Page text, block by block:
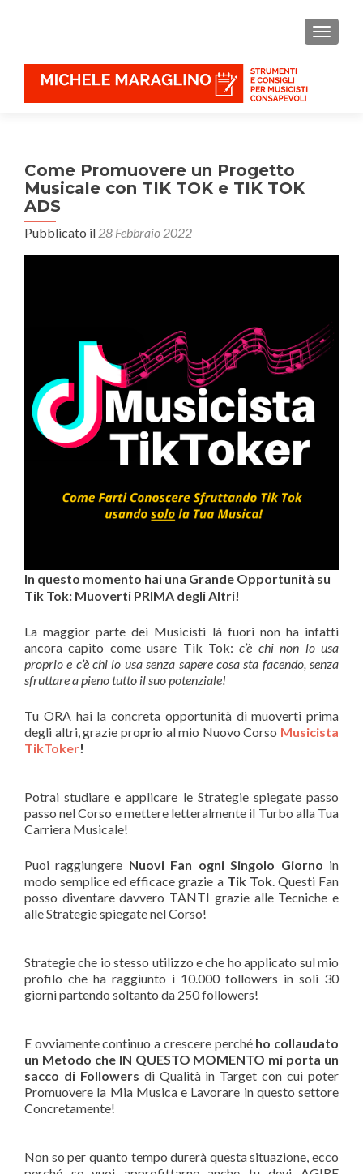
Come Promuovere un Progetto
Musicale con TIK TOK e TIK TOK
ADS
Pubblicato il 28 Febbraio 2022
In questo momento hai una Grande Opportunità su
Tik Tok: Muoverti PRIMA degli Altri!
La maggior parte dei Musicisti là fuori non ha infatti
ancora capito come usare Tik Tok:c’è chi non lo usa
proprio e c’è chi lo usa senza sapere cosa sta facendo, senza
sfruttare a pieno tutto il suo potenziale!
Tu ORA hai la concreta opportunità di muoverti prima
degli altri, grazie proprio al mio Nuovo Corso Musicista
TikToker!
Potrai studiare e applicare le Strategie spiegate passo
passo nel Corso e mettere letteralmente il Turbo alla Tua
Carriera Musicale!
Puoi raggiungere Nuovi Fan ogni Singolo Giorno in
modo semplice ed efficace grazie a Tik Tok. Questi Fan
posso diventare davvero TANTI grazie alle Tecniche e
alle Strategie spiegate nel Corso!
Strategie che io stesso utilizzo e che ho applicato sul mio
profilo che ha raggiunto i 10.000 followers in soli 30
giorni partendo soltanto da 250 followers!
E ovviamente continuo a crescere perché ho collaudato
un Metodo che IN QUESTO MOMENTO mi porta un
sacco di Followers di Qualità in Target con cui poter
Promuovere la Mia Musica e Lavorare in questo settore
Concretamente!
Non so per quanto tempo durerà questa situazione, ecco